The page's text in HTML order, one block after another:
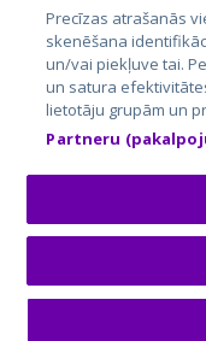
City24.lv
City24.ee
GetaPro.lv
GetaPro.ee
Skelbiu.lt
Autoplius.lt
Aruodas.lt
© 2026 GetaPro. Все
Precīzas atrašanās
skenēšana
un/vai piekļuve tai.
un satura
lietotāju grupām un
Partneru